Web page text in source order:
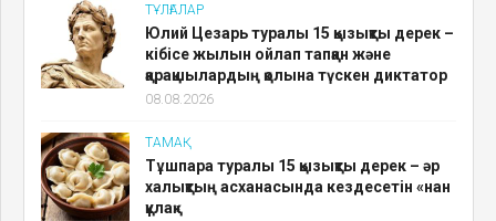
ТҰЛҒАЛАР
Юлий Цезарь туралы 15 қызықты дерек –
кібісе жылын ойлап тапқан және
қарақшылардың қолына түскен диктатор
08.08.2026
ТАМАҚ
Тұшпара туралы 15 қызықты дерек – әр
халықтың асханасында кездесетін «нан
құлақ»